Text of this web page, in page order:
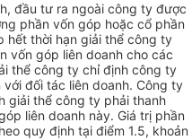
đầu tư ra ngoài công ty được
phần vốn góp hoặc cổ phần
hết thời hạn giải thể công ty
vốn góp liên doanh cho các
thể công ty chỉ định công ty
đối tác liên doanh. Công ty
giải thể công ty phải thanh
liên doanh này. Giá trị phần
quy định tại điểm 1.5, khoản